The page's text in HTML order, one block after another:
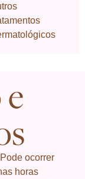
ocorrer
horas